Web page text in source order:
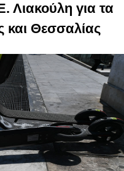
Λιακούλη για τα
και Θεσσαλίας